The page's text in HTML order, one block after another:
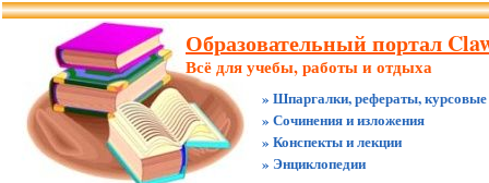
Образовательный портал
Всё для учебы, работы и отдыха
» Шпаргалки, рефераты, курсовые
» Сочинения и изложения
» Конспекты и лекции
» Энциклопедии